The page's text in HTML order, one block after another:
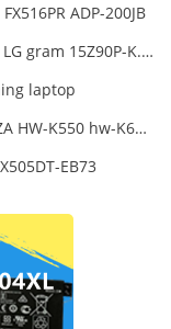
ADP-200JB
EAY65895901 ADT-65DSU-D03-2 voor LG gram 15Z90P-K.ARB6U1 16T90P, LG gram 15Z90Q 16Z90Q 17Z90Q16Z95PD Series
laptop
A4024_FPN voor Samsung HW-K550/ZA HW-K550 hw-K650 Soundbar
EB73